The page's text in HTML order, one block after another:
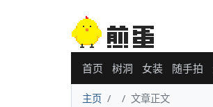
首页 树洞 女装 随手拍
主页 文章正文